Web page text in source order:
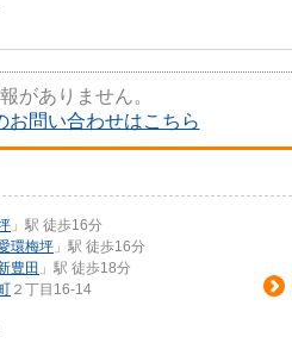
がありません。
問い合わせはこちら
」駅 徒歩16分
環梅坪 」駅 徒歩16分
豊田 」駅 徒歩18分
２丁目16-14